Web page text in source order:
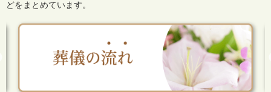
どをまとめています。